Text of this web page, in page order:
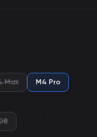
Max M4 Pro